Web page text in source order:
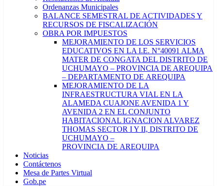
Ordenanzas Municipales
BALANCE SEMESTRAL DE ACTIVIDADES Y
RECURSOS DE FISCALIZACIÓN
OBRA POR IMPUESTOS
MEJORAMIENTO DE LOS SERVICIOS
EDUCATIVOS EN LA I.E. N°40091 ALMA
MATER DE CONGATA DEL DISTRITO DE
UCHUMAYO – PROVINCIA DE AREQUIPA
– DEPARTAMENTO DE AREQUIPA
MEJORAMIENTO DE LA
INFRAESTRUCTURA VIAL EN LA
ALAMEDA CUAJONE AVENIDA 1 Y
AVENIDA 2 EN EL CONJUNTO
HABITACIONAL IGNACION ALVAREZ
THOMAS SECTOR I Y II, DISTRITO DE
UCHUMAYO –
PROVINCIA DE AREQUIPA
Noticias
Contáctenos
Mesa de Partes Virtual
Gob.pe